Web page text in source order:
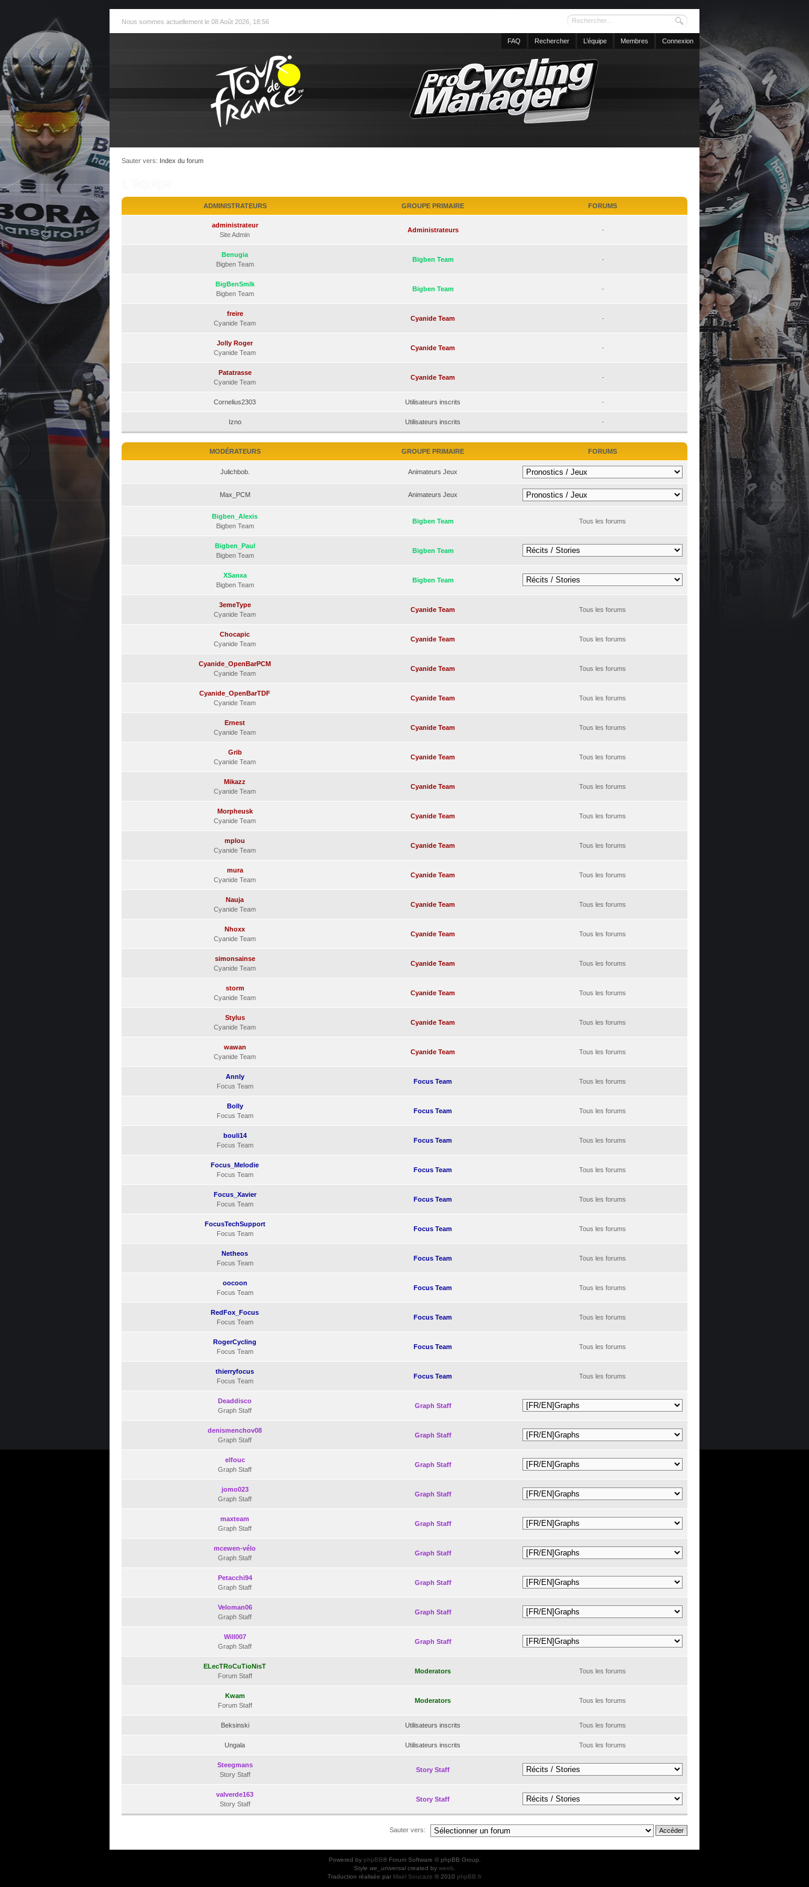
Nous sommes actuellement le 08 Août 2026, 18:56
FAQ Rechercher L’équipe Membres Connexion
Sauter vers: Index du forum
ADMINISTRATEURS GROUPE PRIMAIRE FORUMS
administrateur
Site Admin
Administrateurs -
Benugia
Bigben Team
Bigben Team -
BigBenSmlk
Bigben Team
Bigben Team -
freire
Cyanide Team
Cyanide Team -
Jolly Roger
Cyanide Team
Cyanide Team -
Patatrasse
Cyanide Team
Cyanide Team -
Cornelius2303 Utilisateurs inscrits -
Izno Utilisateurs inscrits -
MODÉRATEURS GROUPE PRIMAIRE FORUMS
Julichbob. Animateurs Jeux
Max_PCM Animateurs Jeux
Bigben_Alexis
Bigben Team
Bigben Team Tous les forums
Bigben_Paul
Bigben Team
Bigben Team
XSanxa
Bigben Team
Bigben Team
3emeType
Cyanide Team
Cyanide Team Tous les forums
Chocapic
Cyanide Team
Cyanide Team Tous les forums
Cyanide_OpenBarPCM
Cyanide Team
Cyanide Team Tous les forums
Cyanide_OpenBarTDF
Cyanide Team
Cyanide Team Tous les forums
Ernest
Cyanide Team
Cyanide Team Tous les forums
Grib
Cyanide Team
Cyanide Team Tous les forums
Mikazz
Cyanide Team
Cyanide Team Tous les forums
Morpheusk
Cyanide Team
Cyanide Team Tous les forums
mplou
Cyanide Team
Cyanide Team Tous les forums
mura
Cyanide Team
Cyanide Team Tous les forums
Nauja
Cyanide Team
Cyanide Team Tous les forums
Nhoxx
Cyanide Team
Cyanide Team Tous les forums
simonsainse
Cyanide Team
Cyanide Team Tous les forums
storm
Cyanide Team
Cyanide Team Tous les forums
Stylus
Cyanide Team
Cyanide Team Tous les forums
wawan
Cyanide Team
Cyanide Team Tous les forums
Annly
Focus Team
Focus Team Tous les forums
Bolly
Focus Team
Focus Team Tous les forums
bouli14
Focus Team
Focus Team Tous les forums
Focus_Melodie
Focus Team
Focus Team Tous les forums
Focus_Xavier
Focus Team
Focus Team Tous les forums
FocusTechSupport
Focus Team
Focus Team Tous les forums
Netheos
Focus Team
Focus Team Tous les forums
oocoon
Focus Team
Focus Team Tous les forums
RedFox_Focus
Focus Team
Focus Team Tous les forums
RogerCycling
Focus Team
Focus Team Tous les forums
thierryfocus
Focus Team
Focus Team Tous les forums
Deaddisco
Graph Staff
Graph Staff
denismenchov08
Graph Staff
Graph Staff
elfouc
Graph Staff
Graph Staff
jomo023
Graph Staff
Graph Staff
maxteam
Graph Staff
Graph Staff
mcewen-vélo
Graph Staff
Graph Staff
Petacchi94
Graph Staff
Graph Staff
Veloman06
Graph Staff
Graph Staff
Will007
Graph Staff
Graph Staff
ELecTRoCuTioNisT
Forum Staff
Moderators Tous les forums
Kwam
Forum Staff
Moderators Tous les forums
Beksinski Utilisateurs inscrits Tous les forums
Ungala Utilisateurs inscrits Tous les forums
Steegmans
Story Staff
Story Staff
valverde163
Story Staff
Story Staff
Sauter vers:
Powered by phpBB® Forum Software © phpBB Group.
Style we_universalcreated by weeb
Traduction réalisée par Maël Soucaze © 2010 phpBB.fr